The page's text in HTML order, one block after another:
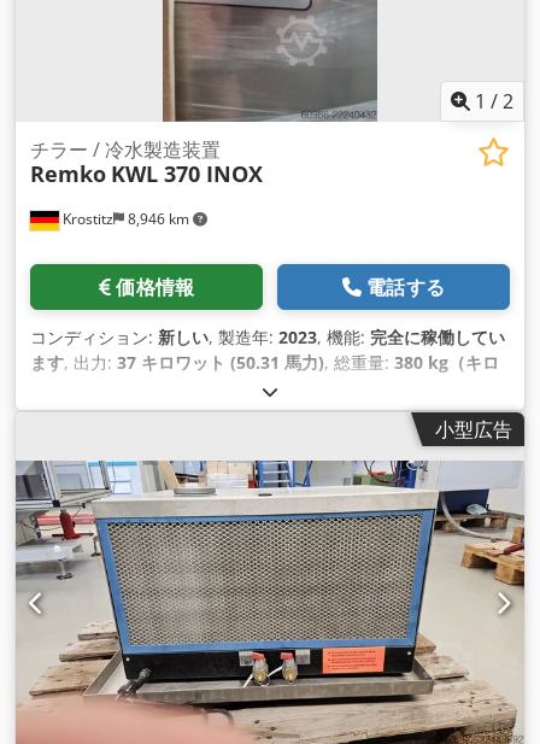
1 /2
Krostitz 8,946 km
チラー / 冷水製造装置
Remko KWL 370 INOX
価格情報 電話する
コンディション: 新しい, 製造年: 2023, 機能: 完全に稼働してい
ます, 出力: 37 キロワット (50.31 馬力), 総重量: 380 kg（キロ
, 全長:
入力電流の種類:三相, 圧力:2.5 バー, 入力電圧:400 V, 体積流
37.2 キロワット (50.58 馬力), 冷却
方式:水, 装備:冷却ユニット,
小型広告